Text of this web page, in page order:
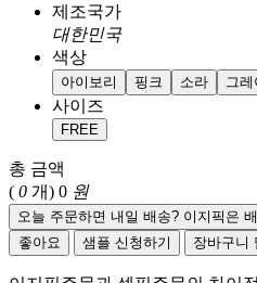
제조국가
대한민국
색상
아이보리 핑크 소라 그레
사이즈
FREE
총 금액
( 0 개) 0 원
오늘 주문하면 내일 배송? 이지픽은
좋아요
샘플 신청하기 장바구니